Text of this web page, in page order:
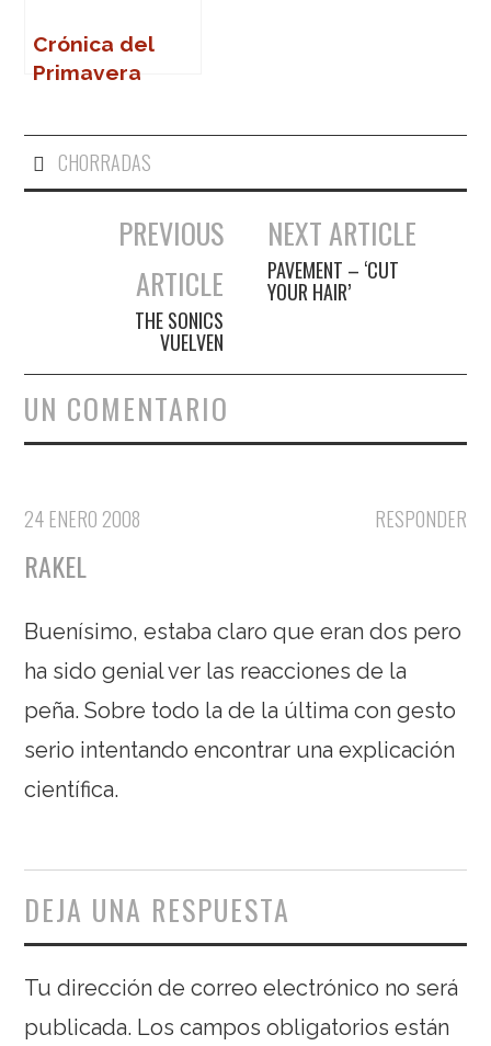
Crónica del
Primavera
CHORRADAS
Navegación de entradas
PREVIOUS
ARTICLE
THE SONICS
VUELVEN
NEXT ARTICLE
PAVEMENT – ‘CUT
YOUR HAIR’
UN COMENTARIO
RESPONDER
24 ENERO 2008
RAKEL
Buenísimo, estaba claro que eran dos pero
ha sido genial ver las reacciones de la
peña. Sobre todo la de la última con gesto
serio intentando encontrar una explicación
científica.
DEJA UNA RESPUESTA
Tu dirección de correo electrónico no será
publicada. Los campos obligatorios están